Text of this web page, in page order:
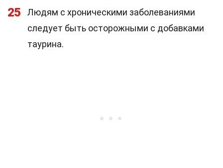
25
Людям с хроническими заболеваниями
следует быть осторожными с добавками
таурина.